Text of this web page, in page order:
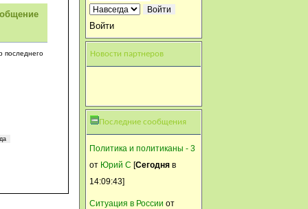
последнего
Где радость и
Совсем в курях увязли? Э?
Анатолий 1953
к 70 летию победы ? Разве
бабушки не заслужили
нашей памяти ?
Svetik
14 Март, 2015, 00:28:28
Войти
Новости партнеров
Последние сообщения
Политика и политиканы - 3
от Юрий С [Сегодня в
14:09:43]
Ситуация в России от